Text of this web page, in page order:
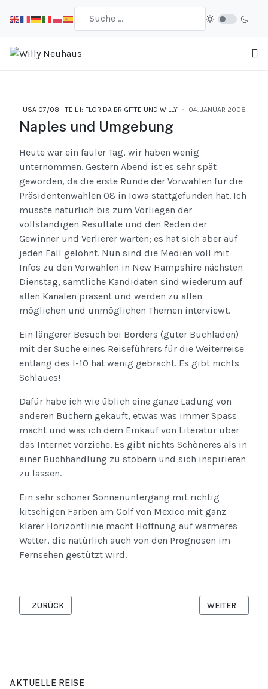
USA 07/08 - TEIL I: FLORIDA BRIGITTE UND WILLY 04. JANUAR 2008
Naples und Umgebung
Heute war ein fauler Tag, wir haben wenig
unternommen. Gestern Abend ist es sehr spät
geworden, da die erste Runde der Vorwahlen für die
Präsidentenwahlen 08 in Iowa stattgefunden hat. Ich
musste natürlich bis zum Vorliegen der
vollständigen Resultate und den Reden der
Gewinner und Verlierer warten; es hat sich aber auf
jeden Fall gelohnt. Nun sind die Medien voll mit
Infos zu den Vorwahlen in New Hampshire nächsten
Dienstag, sämtliche Kandidaten sind wiederum auf
allen Kanälen präsent und werden zu allen
möglichen und unmöglichen Themen interviewt.
Ein längerer Besuch bei Borders (guter Buchladen)
mit der Suche eines Reiseführers für die Weiterreise
entlang des I-10 hat wenig gebracht. Es gibt nichts
Schlaues!
Dafür habe ich wie üblich eine ganze Ladung von
anderen Büchern gekauft, etwas was immer Spass
macht und was ich dem Einkauf von Literatur über
das Internet vorziehe. Es gibt nichts Schöneres als in
einer Buchhandlung zu stöbern und sich inspirieren
zu lassen.
Ein sehr schöner Sonnenuntergang mit richtig
kitschigen Farben am Golf von Mexico mit ganz
klarer Horizontlinie macht Hoffnung auf wärmeres
Wetter, die natürlich auch von den Prognosen im
Fernsehen gestützt wird.
VORHERIGER BEITRAG: SANIBEL ISLAND
ZURÜCK NÄCHSTER
WEITER
AKTUELLE REISE